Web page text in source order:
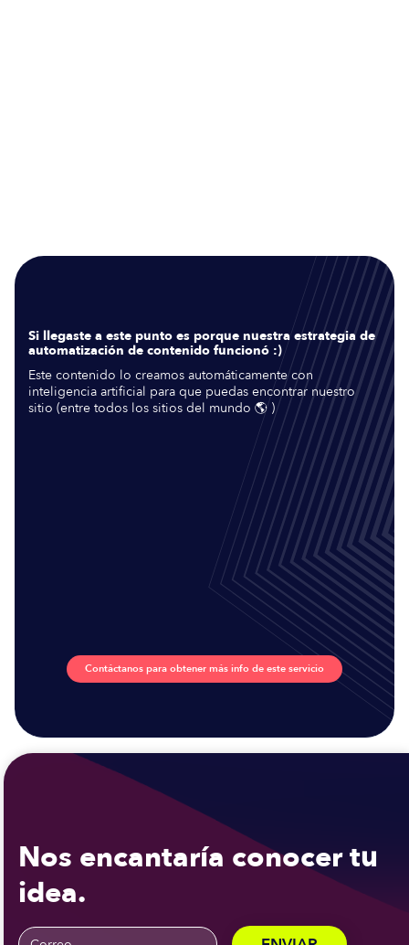
Si llegaste a este punto es porque nuestra estrategia de
automatización de contenido funcionó :)
Este contenido lo creamos automáticamente con
inteligencia artificial para que puedas encontrar nuestro
sitio (entre todos los sitios del mundo 🌎 )
Contáctanos para obtener más info de este servicio
Nos encantaría conocer tu
idea.